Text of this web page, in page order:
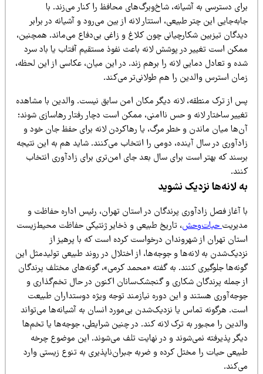
دسترسی به آشیانه، شاخ‌وبرگ‌های محافظ را کنار می‌زند. با
این چتر طبیعی، استتار لانه از بین می‌رود و آشیانه در برابر
تیزبین شکارچیانی چون کلاغ و زاغی بی‌دفاع می‌ماند. همچنین،
است تغییر در پوشش لانه باعث نفوذ مستقیم آفتاب یا باد سرد
و تعادل دمایی لانه را برهم زند. در این میان، عکاسی از این لحظه،
استرس والدین را هم طولانی‌تر می‌کند.
از ترک منطقه، لانه دیگر مکان امن سابق نیست. والدین با مشاهده
ساختار لانه و حس ناامنی، ممکن است دچار رفتار رهاسازی شوند؛
میان ماندن و خطر مرگ، یا رهاکردن لانه برای حفظ جان خود و
در سال آینده، دومی را انتخاب می‌کنند. شاید هم به این نتیجه
که بهتر است برای سال بعد جای امن‌تری برای زادآوری انتخاب
لانه‌ها نزدیک نشوید
آغاز فصل زادآوری پرندگان در استان تهران، رئیس اداره حفاظت و
حیات‌وحش، تاریخ طبیعی و ذخایر ژنتیکی حفاظت محیط‌زیست
تهران از شهروندان درخواست کرده است که با پرهیز از
به لانه‌ها و جوجه‌ها، از اختلال در روند طبیعی تولیدمثل این
جلوگیری کنند. به گفته «محمد کرمی»، گونه‌های مختلف پرندگان
جمله پرندگان شکاری و گنجشک‌سانان اکنون در حال تخم‌گذاری و
هستند و این دوره نیازمند توجه ویژه دوستداران طبیعت
هرگونه تماس یا نزدیک‌شدن بی‌مورد انسان به آشیانه‌ها می‌تواند
را مجبور به ترک لانه کند. در چنین شرایطی، جوجه‌ها یا تخم‌ها
پذیرفته نمی‌شوند و در نهایت تلف می‌شوند. این موضوع چرخه
حیات را مختل کرده و ضربه جبران‌ناپذیری به تنوع زیستی وارد